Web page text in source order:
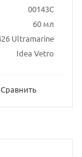
00143C
60 мл
Ultramarine
Idea Vetro
Сравнить